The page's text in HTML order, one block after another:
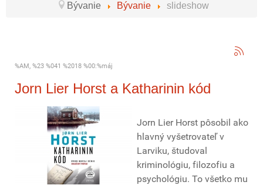
Bývanie Bývanie slideshow
%AM, %23 %041 %2018 %00:%máj
Jorn Lier Horst a Katharinin kód
Jorn Lier Horst pôsobil ako
hlavný vyšetrovateľ v
Larviku, študoval
kriminológiu, filozofiu a
psychológiu. To všetko mu